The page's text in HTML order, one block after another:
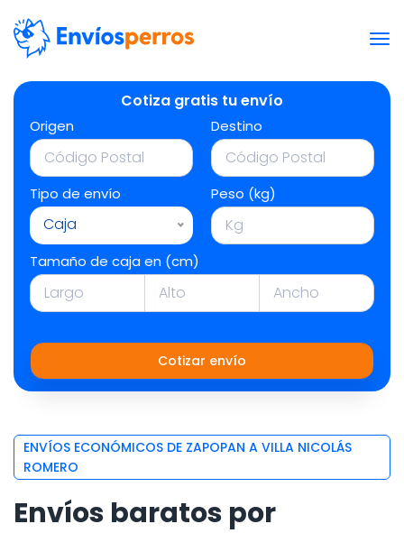
Cotiza gratis tu envío
Origen Destino
Tipo de envío
Caja
Peso (kg)
Tamaño de caja en (cm)
Cotizar envío
ENVÍOS ECONÓMICOS DE ZAPOPAN A VILLA NICOLÁS
ROMERO
Envíos baratos por